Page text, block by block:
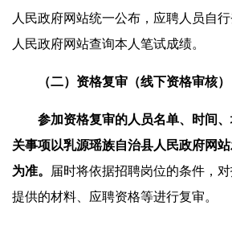
人民政府网站统一公布，应聘人员自
人民政府网站查询本人笔试成绩。
（二）资格复审（线下资格审核）
参加资格复审的人员名单、时间、
关事项以乳源瑶族自治县人民政府网
为准。
届时将依据招聘岗位的条件，对
提供的材料、应聘资格等进行复审。